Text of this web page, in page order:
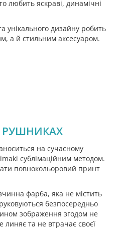
любить яскраві, динамічні
унікального дизайну робить
а й стильним аксесуаром.
РУШНИКАХ
на сучасному
сублімаційним методом.
повнокольоровий принт
фарба, яка не містить
безпосередньо
зображення згодом не
линяє та не втрачає своєї